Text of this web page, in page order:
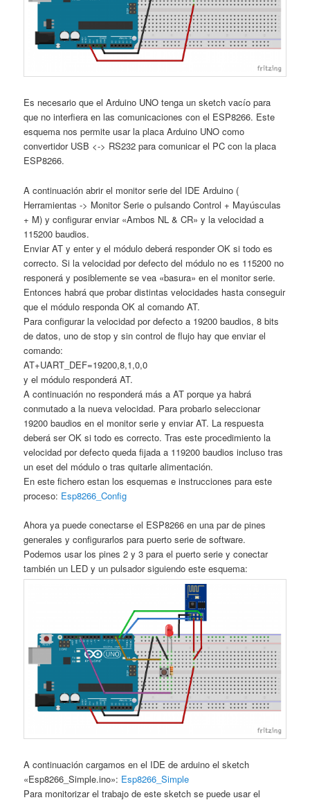
Es necesario que el Arduino UNO tenga un sketch vacío para
que no interfiera en las comunicaciones con el ESP8266. Este
esquema nos permite usar la placa Arduino UNO como
convertidor USB <-> RS232 para comunicar el PC con la placa
ESP8266.
A continuación abrir el monitor serie del IDE Arduino (
Herramientas -> Monitor Serie o pulsando Control + Mayúsculas
+ M) y configurar enviar «Ambos NL & CR» y la velocidad a
115200 baudios.
Enviar AT y enter y el módulo deberá responder OK si todo es
correcto. Si la velocidad por defecto del módulo no es 115200 no
responerá y posiblemente se vea «basura» en el monitor serie.
Entonces habrá que probar distintas velocidades hasta conseguir
que el módulo responda OK al comando AT.
Para configurar la velocidad por defecto a 19200 baudios, 8 bits
de datos, uno de stop y sin control de flujo hay que enviar el
comando:
AT+UART_DEF=19200,8,1,0,0
y el módulo responderá AT.
A continuación no responderá más a AT porque ya habrá
conmutado a la nueva velocidad. Para probarlo seleccionar
19200 baudios en el monitor serie y enviar AT. La respuesta
deberá ser OK si todo es correcto. Tras este procedimiento la
velocidad por defecto queda fijada a 119200 baudios incluso tras
un eset del módulo o tras quitarle alimentación.
En este fichero estan los esquemas e instrucciones para este
proceso: Esp8266_Config
Ahora ya puede conectarse el ESP8266 en una par de pines
generales y configurarlos para puerto serie de software.
Podemos usar los pines 2 y 3 para el puerto serie y conectar
también un LED y un pulsador siguiendo este esquema:
A continuación cargamos en el IDE de arduino el sketch
«Esp8266_Simple.ino»: Esp8266_Simple
Para monitorizar el trabajo de este sketch se puede usar el